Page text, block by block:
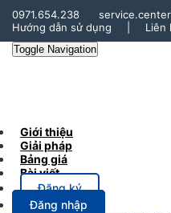
0971.654.238
Hướng dẫn sử dụng
Liên
Toggle Navigation
Giới thiệu
Giải pháp
Bảng giá
Bài viết
Đăng ký
Đăng nhập